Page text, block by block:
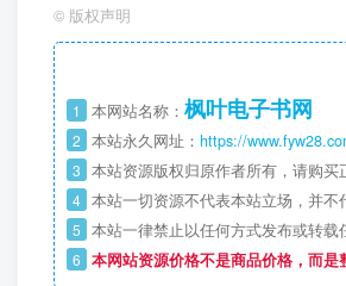
© 版权声明
1 本网站名称： 枫叶电子书网
2 本站永久网址： https://
3 本站资源版权归原作者所有，请购买
4 本站一切资源不代表本站立场，并不
5 本站一律禁止以任何方式发布或转
6 本网站资源价格不是商品价格，而是